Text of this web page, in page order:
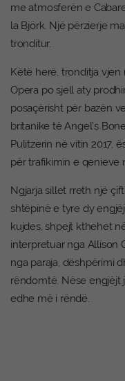
me atmosferën e
la Björk. Një përzierje
tronditur.
Këtë herë, tronditja
Opera po sjell aty
posaçërisht për bazën
britanike të Angel’s
Pulitzerin në vitin 2017,
për trafikimin e qenieve
Ngjarja sillet rreth një
shtëpinë e tyre dy
kujdes, shpejt kthehet
interpretuar nga Allison
nga paraja, dëshpërimi
rëndomtë. Nëse engjëjt
edhe më i rëndë.